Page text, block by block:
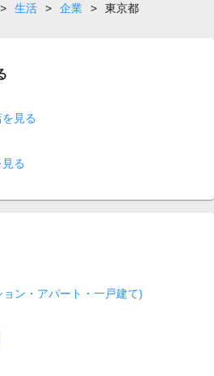
> 生活 > 企業 > 東京都
見る
る
ン・アパート・一戸建て)